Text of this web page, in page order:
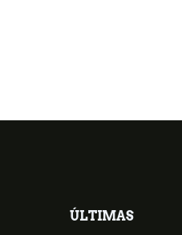
ÚLTIMAS